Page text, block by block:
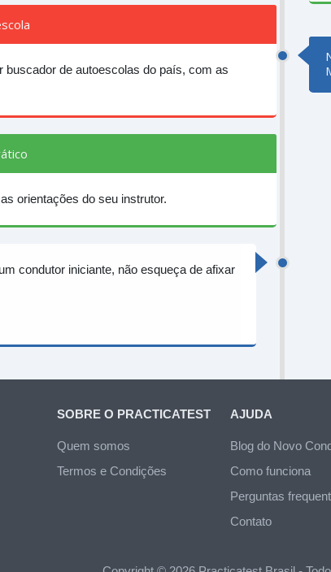
buscador de autoescolas do país, com as
orientações do seu instrutor.
condutor iniciante, não esqueça de afixar
SOBRE O PRACTICATEST
Quem somos
Termos e Condições
AJUDA
Blog do Novo
Como funciona
Perguntas
Contato